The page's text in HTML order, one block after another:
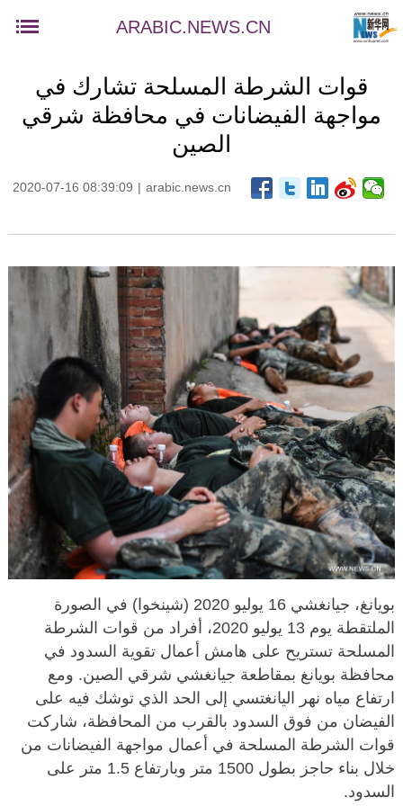
ARABIC.NEWS.CN
قوات الشرطة المسلحة تشارك في
مواجهة الفيضانات في محافظة شرقي
الصين
2020-07-16 08:39:09 | arabic.news.cn
بويانغ، جيانغشي 16 يوليو 2020 (شينخوا) في الصورة
الملتقطة يوم 13 يوليو 2020، أفراد من قوات الشرطة
المسلحة تستريح على هامش أعمال تقوية السدود في
محافظة بويانغ بمقاطعة جيانغشي شرقي الصين. ومع
ارتفاع مياه نهر اليانغتسي إلى الحد الذي توشك فيه على
الفيضان من فوق السدود بالقرب من المحافظة، شاركت
قوات الشرطة المسلحة في أعمال مواجهة الفيضانات من
خلال بناء حاجز بطول 1500 متر وبارتفاع 1.5 متر على
السدود.